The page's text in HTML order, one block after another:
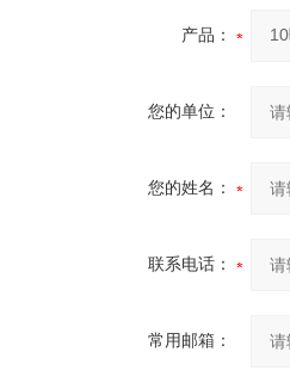
产品：
您的单位：
您的姓名：
联系电话：
常用邮箱：